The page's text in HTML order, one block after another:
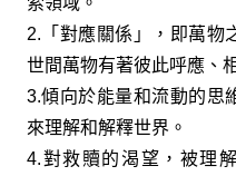
2.「對應關係」，即萬物
世間萬物有著彼此呼應、
3.傾向於能量和流動的思
來理解和解釋世界。
4.對救贖的渴望，被理